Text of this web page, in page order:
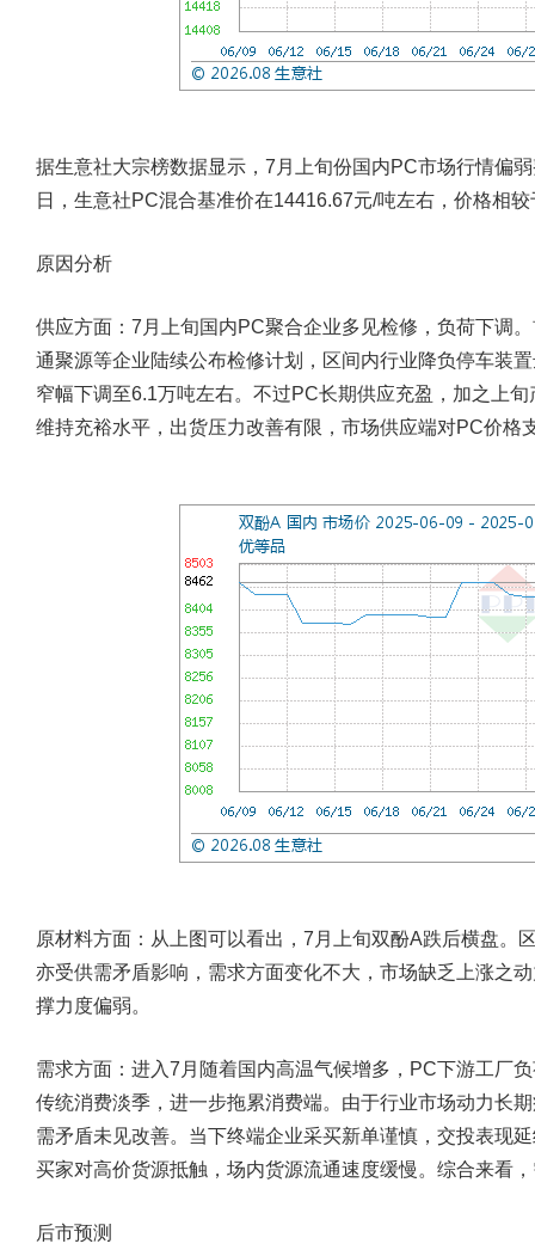
据生意社大宗榜数据显示，7月上旬份国内PC市场行情偏
日，生意社PC混合基准价在14416.67元/吨左右，价格相
原因分析
供应方面： 7月上旬国内PC聚合企业多见检修，负荷下调
通聚源等企业陆续公布检修计划，区间内行业降负停车装
窄幅下调至6.1万吨左右。不过PC长期供应充盈，加之上
维持充裕水平，出货压力改善有限，市场供应端对PC价格
原材料方面： 从上图可以看出，7月上旬双酚A跌后横盘。
亦受供需矛盾影响，需求方面变化不大，市场缺乏上涨之
撑力度偏弱。
需求方面： 进入7月随着国内高温气候增多，PC下游工厂
传统消费淡季，进一步拖累消费端。由于行业市场动力长
需矛盾未见改善。当下终端企业采买新单谨慎，交投表现
买家对高价货源抵触，场内货源流通速度缓慢。综合来看
后市预测